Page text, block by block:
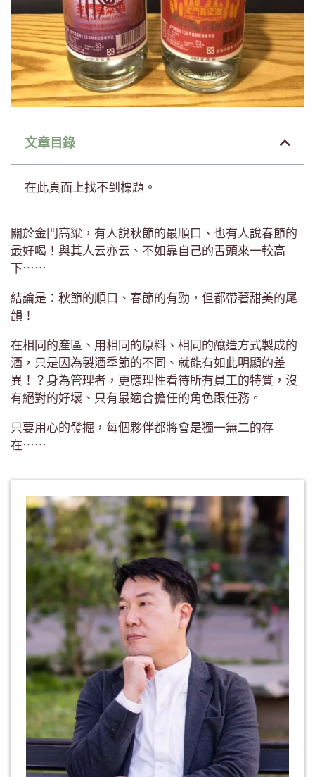
文章目錄
在此頁面上找不到標題。
關於金門高粱，有人說秋節的最順口、也有人說春節的
最好喝！與其人云亦云、不如靠自己的舌頭來一較高
下⋯⋯
結論是：秋節的順口、春節的有勁，但都帶著甜美的尾
韻！
在相同的產區、用相同的原料、相同的釀造方式製成的
酒，只是因為製酒季節的不同、就能有如此明顯的差
異！？身為管理者，更應理性看待所有員工的特質，沒
有絕對的好壞、只有最適合擔任的角色跟任務。
只要用心的發掘，每個夥伴都將會是獨一無二的存
在⋯⋯